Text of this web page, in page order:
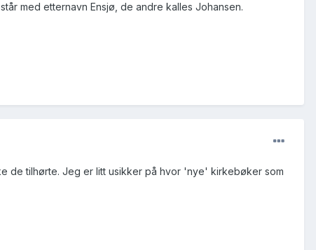
med etternavn Ensjø, de andre kalles Johansen.
de tilhørte. Jeg er litt usikker på hvor 'nye' kirkebøker som